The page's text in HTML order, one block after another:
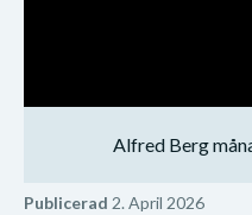
Alfred Berg
Publicerad 2. April 2026